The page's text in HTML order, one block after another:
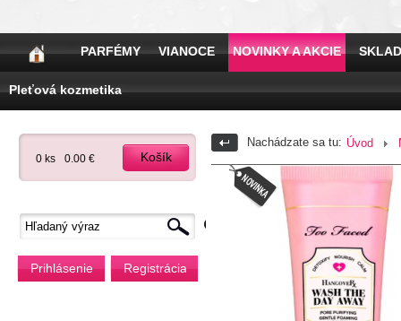
PARFÉMY VIANOCE NOVINKY A AKCIE
Pleťová kozmetika
0 ks 0.00 € Košík
Prihlásenie Registrácia
Nachádzate sa tu: Úvod